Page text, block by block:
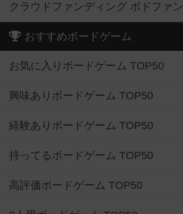
クラウドファンディング ボドファン
おすすめボードゲーム
お気に入りボードゲーム TOP50
興味ありボードゲーム TOP50
経験ありボードゲーム TOP50
持ってるボードゲーム TOP50
高評価ボードゲーム TOP50